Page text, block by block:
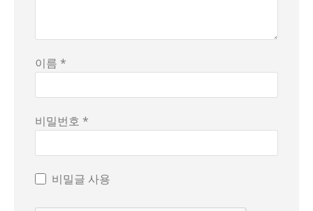
이름 *
비밀번호 *
비밀글 사용